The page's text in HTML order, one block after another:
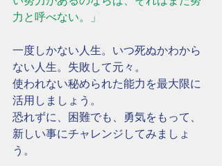
力と呼べない。」
一度しかない人生。いつ死ぬかわから
ない人生。失敗して元々。
使われない秘められた能力を最大限に
活用しましょう。
恐れずに、困難でも、勇気をもって、
新しい事にチャレンジしてみましょ
う。